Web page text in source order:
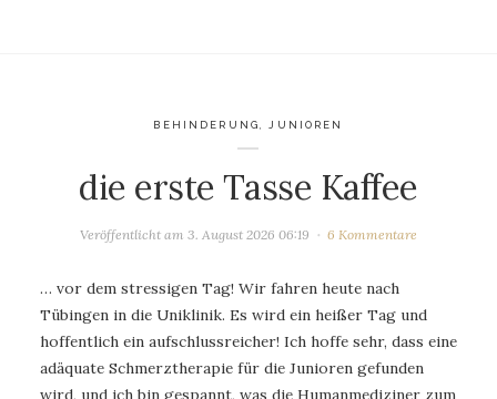
BEHINDERUNG JUNIOREN
die erste Tasse Kaffee
Veröffentlicht am 3. August 2026 06:19 6 Kommentare
… vor dem stressigen Tag! Wir fahren heute nach
Tübingen in die Uniklinik. Es wird ein heißer Tag und
hoffentlich ein aufschlussreicher! Ich hoffe sehr, dass eine
adäquate Schmerztherapie für die Junioren gefunden
wird, und ich bin gespannt, was die Humanmediziner zum